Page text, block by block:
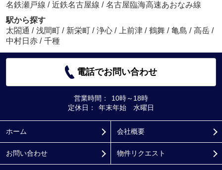
名鉄瀬戸線 / 近鉄名古屋線 / 名古屋臨海高速あおなみ線
駅から探す
太閤通 / 浅間町 / 新栄町 / 浄心 / 上前津 / 鶴舞 / 亀島 / 高岳 /
中村日赤 / 千種
電話でお問い合わせ
営業時間：
10時～18時
定休日：
年末年始 水曜日
ホーム 会社概要
お問い合わせ 物件リクエスト